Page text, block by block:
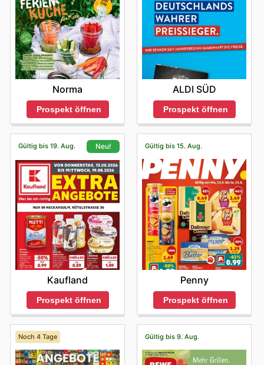
wir Ihnen, die offizielle Website zu überprüfen oder vor
dem Besuch den Laden zu kontaktieren. tolle Angebote
für Sommermode, Bademode und Outdoor-Artikel an.
Kunden können sich auf Rabatte und Aktionen freuen,
um sich für die warmen Monate auszustatten.
Norma
Prospekt öffnen
ALDI SÜD
Prospekt öffnen
Gültig bis 19. Aug. Neu!
Kaufland
Prospekt öffnen
Gültig bis 15. Aug.
Penny
Prospekt öffnen
Noch 4 Tage Gültig bis 9. Aug.